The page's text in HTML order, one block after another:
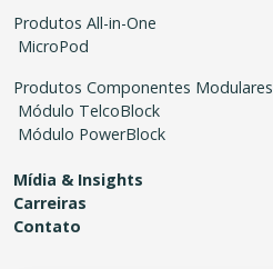
Produtos All-in-One
MicroPod
Produtos Componentes Modulares
Módulo TelcoBlock
Módulo PowerBlock
Mídia & Insights
Carreiras
Contato